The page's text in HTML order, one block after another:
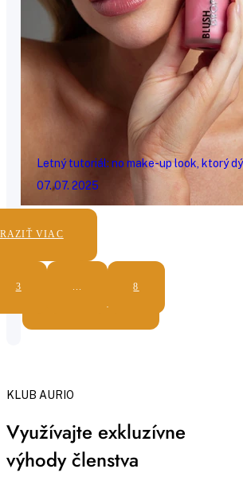
Letný tutoriál: no make-up look, ktorý
07. 07. 2025
VIAC
3 ... 8
KLUB AURIO
Využívajte exkluzívne
výhody členstva